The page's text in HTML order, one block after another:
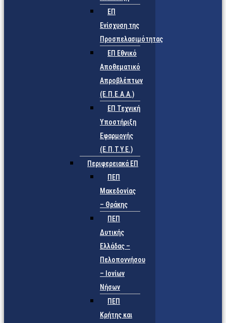
ΕΠ
Ενίσχυση της
Προσπελασιμότητας
ΕΠ Εθνικό
Αποθεματικό
Απροβλέπτων
(Ε.Π.Ε.Α.Α.)
ΕΠ Τεχνική
Υποστήριξη
Εφαρμογής
(Ε.Π.Τ.Υ.Ε.)
Περιφερειακά ΕΠ
ΠΕΠ
Μακεδονίας
– Θράκης
ΠΕΠ
Δυτικής
Ελλάδας –
Πελοποννήσου
– Ιονίων
Νήσων
ΠΕΠ
Κρήτης και